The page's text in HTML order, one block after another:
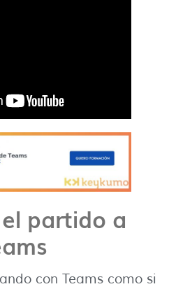
partido a
con Teams como si